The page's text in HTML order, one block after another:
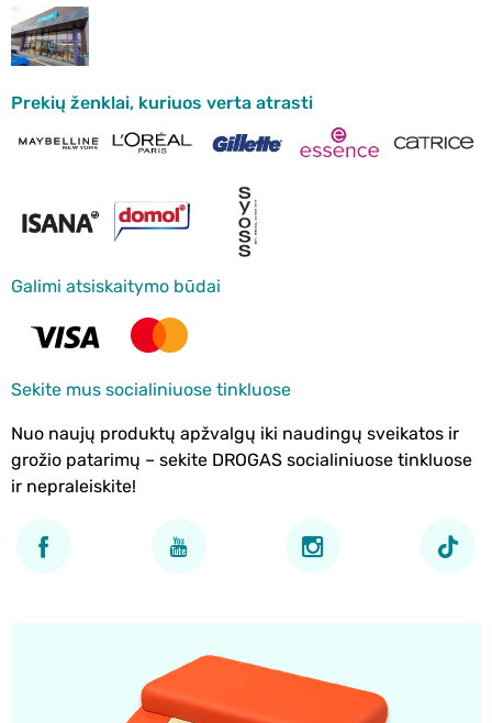
Prekių ženklai, kuriuos verta atrasti
Galimi atsiskaitymo būdai
Sekite mus socialiniuose tinkluose
Nuo naujų produktų apžvalgų iki naudingų sveikatos ir
grožio patarimų – sekite DROGAS socialiniuose tinkluose
ir nepraleiskite!